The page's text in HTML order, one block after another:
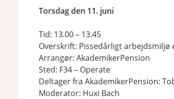
Torsdag den 11. juni
Tid: 13.00 – 13.45
Overskrift: Pissedårligt arbejdsmiljø
Arrangør: AkademikerPension
Sted: F34 – Operate
Deltager fra AkademikerPension:
Moderator: Huxi Bach